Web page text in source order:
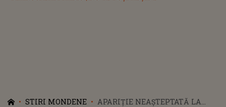
STIRI MONDENE
APARIŢIE NEAŞTEPTATĂ LA